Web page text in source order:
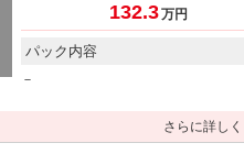
132.3万円
パック内容
－
さらに詳しく